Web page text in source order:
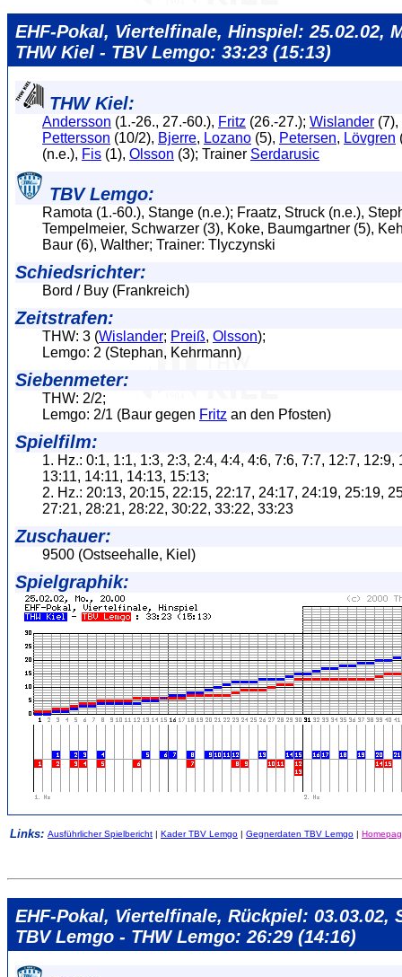
EHF-Pokal, Viertelfinale, Hinspiel: 25.02.02,
THW Kiel - TBV Lemgo: 33:23 (15:13)
THW Kiel:
Andersson (1.-26., 27.-60.), Fritz (26.-27.); Wislander (7),
Pettersson (10/2), Bjerre, Lozano (5), Petersen, Lövgren
(n.e.), Fis (1), Olsson (3); Trainer Serdarusic
TBV Lemgo:
Ramota (1.-60.), Stange (n.e.); Fraatz, Struck (n.e.),
Tempelmeier, Schwarzer (3), Koke, Baumgartner (5),
Baur (6), Walther; Trainer: Tlyczynski
Schiedsrichter:
Bord / Buy (Frankreich)
Zeitstrafen:
THW: 3 (Wislander; Preiß, Olsson);
Lemgo: 2 (Stephan, Kehrmann)
Siebenmeter:
THW: 2/2;
Lemgo: 2/1 (Baur gegen Fritz an den Pfosten)
Spielfilm:
1. Hz.: 0:1, 1:1, 1:3, 2:3, 2:4, 4:4, 4:6, 7:6, 7:7, 12:7, 12:9,
13:11, 14:11, 14:13, 15:13;
2. Hz.: 20:13, 20:15, 22:15, 22:17, 24:17, 24:19, 25:19,
27:21, 28:21, 28:22, 30:22, 33:22, 33:23
Zuschauer:
9500 (Ostseehalle, Kiel)
Spielgraphik:
Links: Ausführlicher Spielbericht Kader TBV Lemgo Gegnerdaten TBV Lemgo
EHF-Pokal, Viertelfinale, Rückpiel: 03.03.02,
TBV Lemgo - THW Lemgo: 26:29 (14:16)